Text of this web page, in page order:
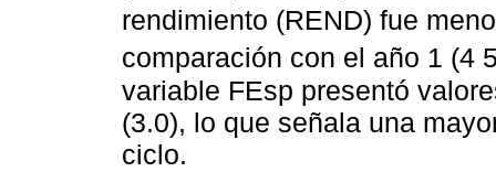
rendimiento (REND) fue
comparación con el año 1 (4
variable FEsp presentó
(3.0), lo que señala una
ciclo.